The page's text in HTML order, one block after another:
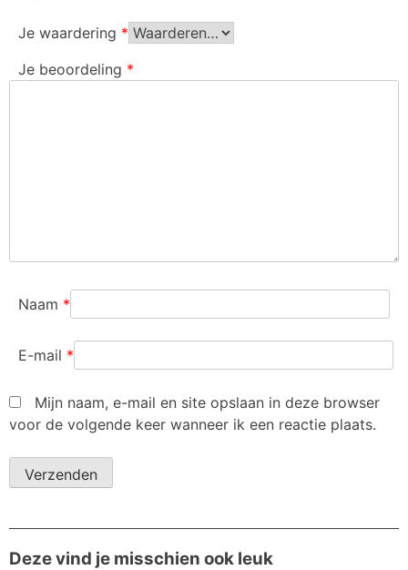
Je waardering *
Je beoordeling *
Naam *
E-mail *
Mijn naam, e-mail en site opslaan in deze browser
voor de volgende keer wanneer ik een reactie plaats.
Deze vind je misschien ook leuk